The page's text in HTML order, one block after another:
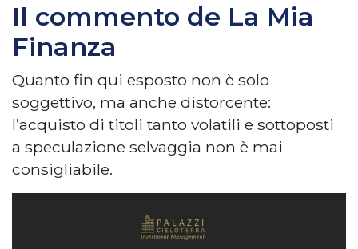
Il commento de La Mia
Finanza
Quanto fin qui esposto non è solo
soggettivo, ma anche distorcente:
l’acquisto di titoli tanto volatili e sottoposti
a speculazione selvaggia non è mai
consigliabile.